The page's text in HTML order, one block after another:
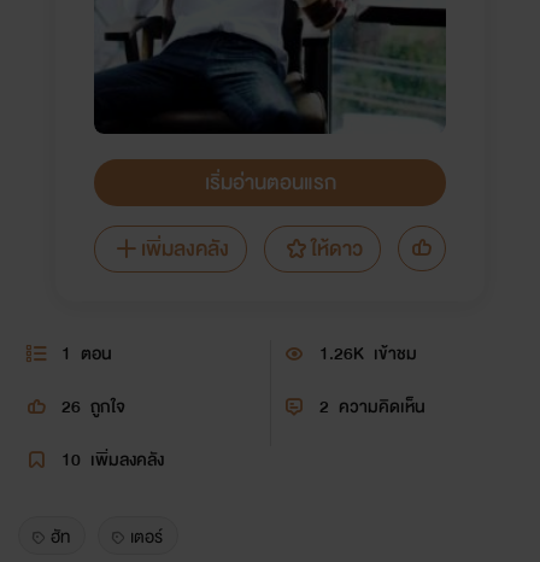
เริ่มอ่านตอนแรก
เพิ่มลงคลัง
ให้ดาว
1 ตอน 1.26K เข้าชม
26 ถูกใจ 2 ความคิดเห็น
10 เพิ่มลงคลัง
ฮัท เตอร์